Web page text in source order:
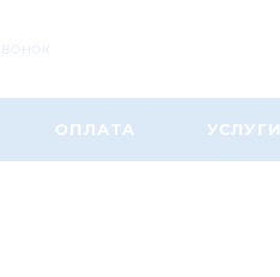
ОПЛАТА УСЛУГИ